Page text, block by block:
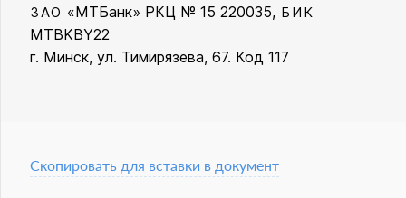
ЗАО «МТБанк» РКЦ № 15 220035, БИК
MTBKBY22
г. Минск, ул. Тимирязева, 67. Код 117
Скопировать для вставки в документ